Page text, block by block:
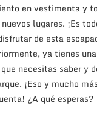
en vestimenta y
lugares. ¡Es
de esta
ya tienes
necesitas saber y
¡Eso y mucho
¿A qué esperas?